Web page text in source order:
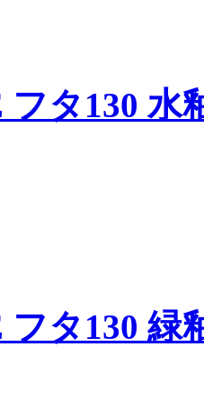
フタ130 水
フタ130 緑